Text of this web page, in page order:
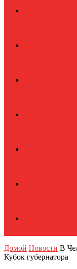
Домой Новости В
Кубок губернатора